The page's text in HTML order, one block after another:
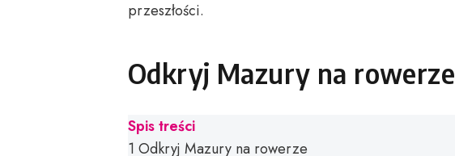
przeszłości.
Odkryj Mazury na rowerze
Spis treści
1 Odkryj Mazury na rowerze